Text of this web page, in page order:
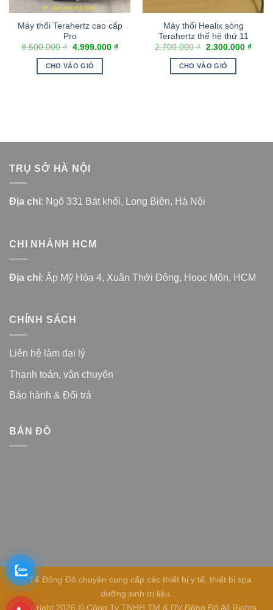
Máy thổi Terahertz cao cấp
Pro
8.500.000₫ 4.999.000 ₫
CHO VÀO GIỎ
Máy thổi Healix sóng
Terahertz thế hệ thứ 11
2.700.000₫ 2.300.000 ₫
CHO VÀO GIỎ
TRỤ SỞ HÀ NỘI
Địa chỉ: Ngõ 331 Bát khối, Long Biên, Hà Nội
CHI NHÁNH HCM
Địa chỉ: Ấp Mỹ Hòa 4, Xuân Thới Đông, Hooc Môn, HCM
CHÍNH SÁCH
Liên hệ làm đại lý
Thanh toán, vận chuyển
Bảo hành & Đổi trả
BẢN ĐỒ
Y Tế Đông Đô chuyên cung cấp các thiết bị y tế, thiết bị spa
dưỡng sinh trị liệu.
Copyright 2026 © Công Ty TNHH TM & DV Đông Đô All Rights